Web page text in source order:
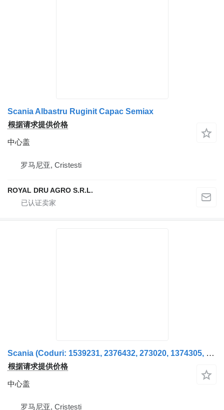
Scania Albastru Ruginit Capac Semiax
根据请求提供价格
中心盖
罗马尼亚, Cristesti
ROYAL DRU AGRO S.R.L.
Scania (Coduri: 1539231, 2376432, 273020, 1374305, 1414072) Capac Semiax pentru
根据请求提供价格
中心盖
罗马尼亚, Cristesti